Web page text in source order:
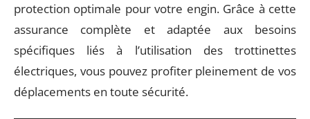
protection optimale pour votre engin. Grâce à cette
assurance complète et adaptée aux besoins
spécifiques liés à l’utilisation des trottinettes
électriques, vous pouvez profiter pleinement de vos
déplacements en toute sécurité.